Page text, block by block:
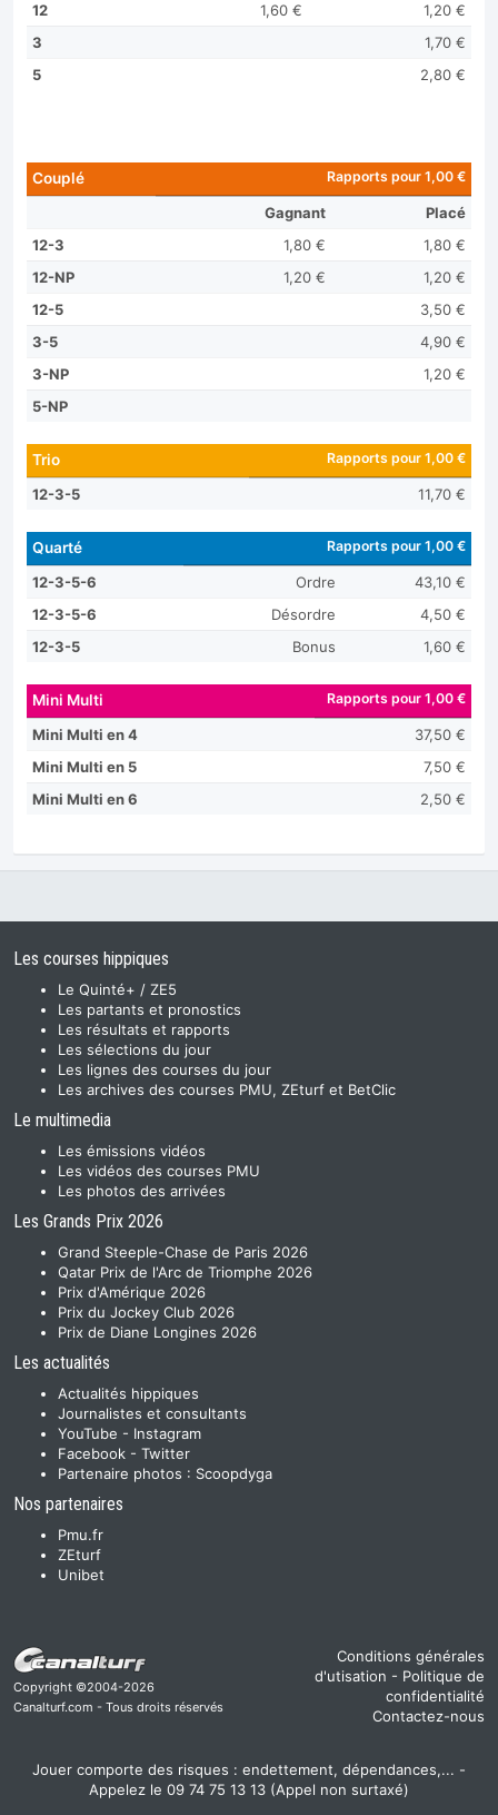
12
1,60 €
1,20 €
3
1,70 €
5
2,80 €
Couplé Rapports pour 1,00 €
Gagnant
Placé
12-3
1,80 €
1,80 €
12-NP
1,20 €
1,20 €
12-5
3,50 €
3-5
4,90 €
3-NP
1,20 €
5-NP
Trio Rapports pour 1,00 €
12-3-5 11,70 €
Quarté Rapports pour 1,00 €
12-3-5-6 Ordre
43,10 €
12-3-5-6
Désordre
4,50 €
12-3-5
Bonus 1,60 €
Mini Multi Rapports pour 1,00 €
Mini Multi en 4
37,50 €
Mini Multi en 5
7,50 €
Mini Multi en 6
2,50 €
Les courses hippiques
Le Quinté+ / ZE5
Les partants et pronostics
Les résultats et rapports
Les sélections du jour
Les lignes des courses du jour
Les archives des courses PMU, ZEturf et BetClic
Le multimedia
Les émissions vidéos
Les vidéos des courses PMU
Les photos des arrivées
Les Grands Prix 2026
Grand Steeple-Chase de Paris 2026
Qatar Prix de l'Arc de Triomphe 2026
Prix d'Amérique 2026
Prix du Jockey Club 2026
Prix de Diane Longines 2026
Les actualités
Actualités hippiques
Journalistes et consultants
YouTube - Instagram
Facebook - Twitter
Partenaire photos : Scoopdyga
Nos partenaires
Pmu.fr
ZEturf
Unibet
Copyright ©2004-2026
Canalturf.com - Tous droits réservés
Conditions générales
d'utisation - Politique de
confidentialité
Contactez-nous
Jouer comporte des risques : endettement, dépendances,... -
Appelez le 09 74 75 13 13 (Appel non surtaxé)